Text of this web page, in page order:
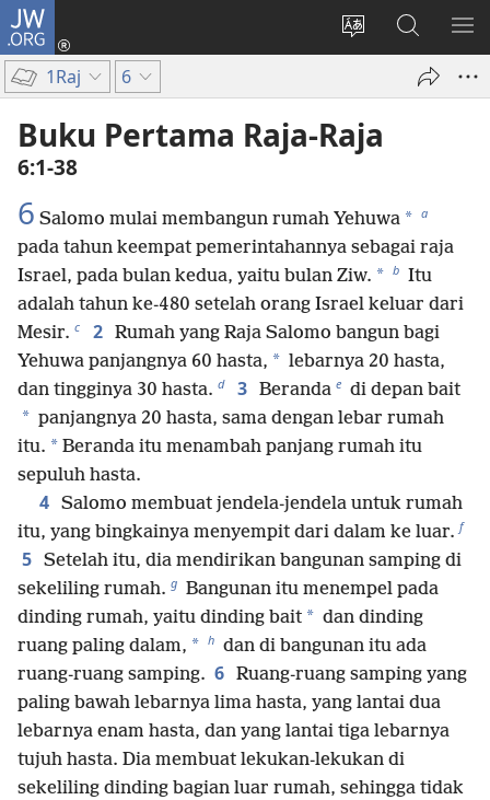
JW.ORG
Ganti
situs
Log
window
baru)
Cari
JW.ORG
1Raj 6
Buku Pertama Raja-Raja
6:1-38
6 Salomo mulai membangun rumah Yehuwa * a
pada tahun keempat pemerintahannya sebagai raja
Israel, pada bulan kedua, yaitu bulan Ziw. * b Itu
adalah tahun ke-480 setelah orang Israel keluar dari
Mesir. c 2 Rumah yang Raja Salomo bangun bagi
Yehuwa panjangnya 60 hasta, * lebarnya 20 hasta,
dan tingginya 30 hasta. d 3 Beranda e di depan bait
* panjangnya 20 hasta, sama dengan lebar rumah
itu. * Beranda itu menambah panjang rumah itu
sepuluh hasta.
4 Salomo membuat jendela-jendela untuk rumah
itu, yang bingkainya menyempit dari dalam ke luar. f
5 Setelah itu, dia mendirikan bangunan samping di
sekeliling rumah. g Bangunan itu menempel pada
dinding rumah, yaitu dinding bait * dan dinding
ruang paling dalam, * h dan di bangunan itu ada
ruang-ruang samping. 6 Ruang-ruang samping yang
paling bawah lebarnya lima hasta, yang lantai dua
lebarnya enam hasta, dan yang lantai tiga lebarnya
tujuh hasta. Dia membuat lekukan-lekukan di
sekeliling dinding bagian luar rumah, sehingga tidak